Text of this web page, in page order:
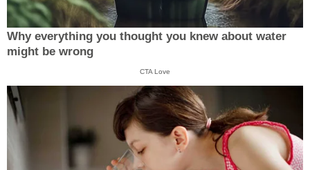
Why everything you thought you knew about water
might be wrong
CTA Love